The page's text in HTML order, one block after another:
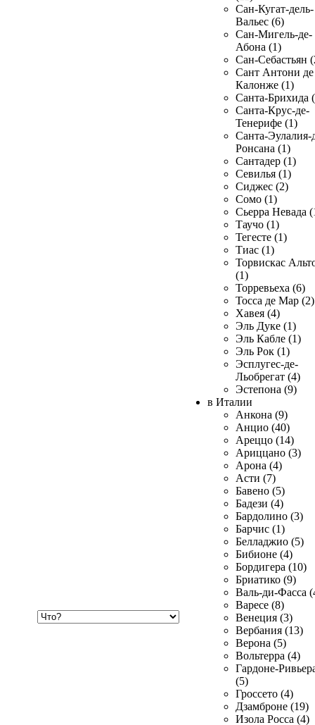
Сан-Кугат-дель-
Вальес (6)
Сан-Мигель-де-
Абона (1)
Сан-Себастьян
Сант Антони де
Калонже (1)
Санта-Брихида
Санта-Крус-де-
Тенерифе (1)
Санта-Эулалия-
Ронсана (1)
Сантадер (1)
Севилья (1)
Сиджес (2)
Сомо (1)
Сьерра Невада
Таучо (1)
Тегесте (1)
Тиас (1)
Торвискас
(1)
Торревьеха (6)
Тосса де Мар (2)
Хавея (4)
Эль Дуке (1)
Эль Кабле (1)
Эль Рок (1)
Эсплугес-де-
Льобрегат (4)
Эстепона (9)
в Италии
Анкона (9)
Анцио (40)
Ареццо (14)
Ариццано (3)
Арона (4)
Асти (7)
Бавено (5)
Бадези (4)
Бардолино (3)
Барчис (1)
Белладжио (5)
Бибионе (4)
Бордигера (10)
Бриатико (9)
Валь-ди-Фасса
Варесе (8)
Венеция (3)
Вербания (13)
Верона (5)
Вольтерра (4)
Гардоне-
(5)
Гроссето (4)
Дзамброне (19)
Изола Росса (4)